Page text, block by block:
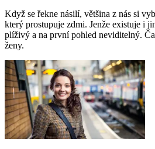
Když se řekne násilí, většina z nás si
který prostupuje zdmi. Jenže existuje i
plíživý a na první pohled neviditelný.
ženy.